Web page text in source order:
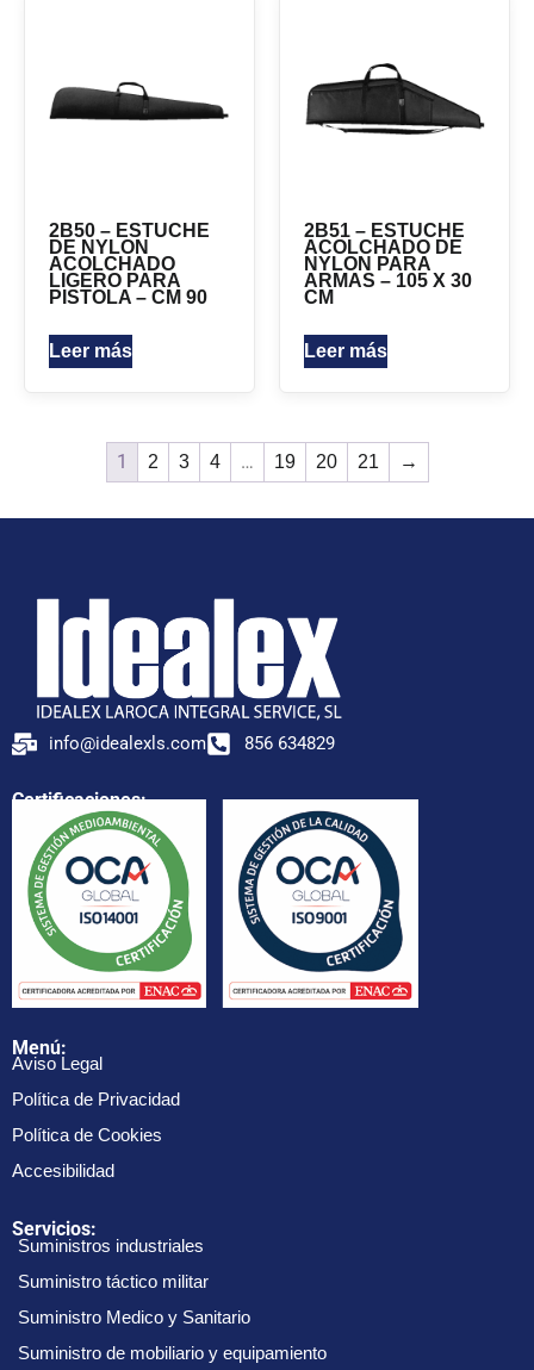
2B50 – ESTUCHE
DE NYLON
ACOLCHADO
LIGERO PARA
PISTOLA – CM 90
Leer más
2B51 – ESTUCHE
ACOLCHADO DE
NYLON PARA
ARMAS – 105 X 30
CM
Leer más
1 2 3 4 … 19 20 21 →
info@idealexls.com 856 634829
Certificaciones:
Menú:
Aviso Legal
Política de Privacidad
Política de Cookies
Accesibilidad
Servicios:
Suministros industriales
Suministro táctico militar
Suministro Medico y Sanitario
Suministro de mobiliario y equipamiento